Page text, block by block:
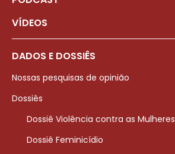
VÍDEOS
DADOS E DOSSIÊS
Nossas pesquisas de opinião
Dossiês
Dossiê Violência contra as Mulheres
Dossiê Feminicídio